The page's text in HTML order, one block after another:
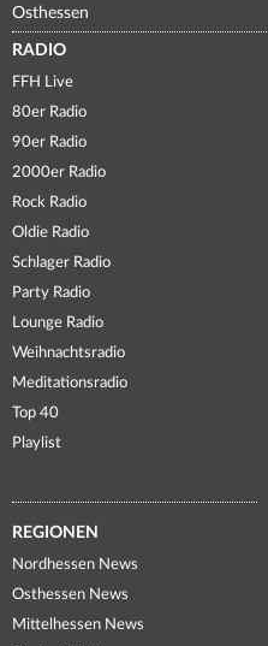
Osthessen
RADIO
FFH Live
80er Radio
90er Radio
2000er Radio
Rock Radio
Oldie Radio
Schlager Radio
Party Radio
Lounge Radio
Weihnachtsradio
Meditationsradio
Top 40
Playlist
REGIONEN
Nordhessen News
Osthessen News
Mittelhessen News